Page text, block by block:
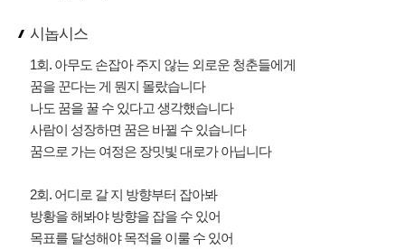
시놉시스
1회. 아무도 손잡아 주지 않는 외로운 청춘들에게
꿈을 꾼다는 게 뭔지 몰랐습니다
나도 꿈을 꿀 수 있다고 생각했습니다
사람이 성장하면 꿈은 바뀔 수 있습니다
꿈으로 가는 여정은 장밋빛 대로가 아닙니다
2회. 어디로 갈 지 방향부터 잡아봐
방황을 해봐야 방향을 잡을 수 있어
목표를 달성해야 목적을 이룰 수 있어